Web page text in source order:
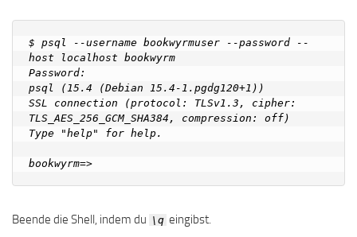
$ psql --username bookwyrmuser --password --
host localhost bookwyrm
Password:
psql (15.4 (Debian 15.4-1.pgdg120+1))
SSL connection (protocol: TLSv1.3, cipher:
TLS_AES_256_GCM_SHA384, compression: off)
Type "help" for help.
Beende die Shell, indem du \q eingibst.